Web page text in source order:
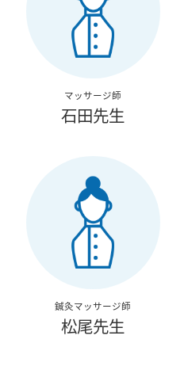
マッサージ師
石田先生
鍼灸マッサージ師
松尾先生